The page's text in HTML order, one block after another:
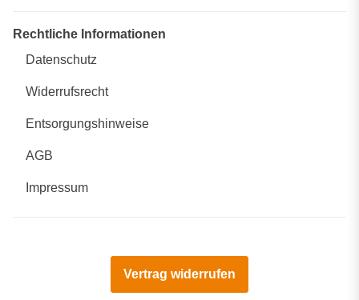
Rechtliche Informationen
Datenschutz
Widerrufsrecht
Entsorgungshinweise
AGB
Impressum
Vertrag widerrufen